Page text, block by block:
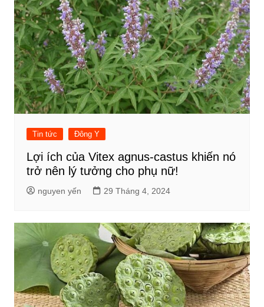
Tin tức Đông Y
Lợi ích của Vitex agnus-castus khiến nó
trở nên lý tưởng cho phụ nữ!
nguyen yến 29 Tháng 4, 2024